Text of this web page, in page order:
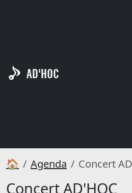
AD'HOC
🏠 Agenda Concert
Concert AD'HOC